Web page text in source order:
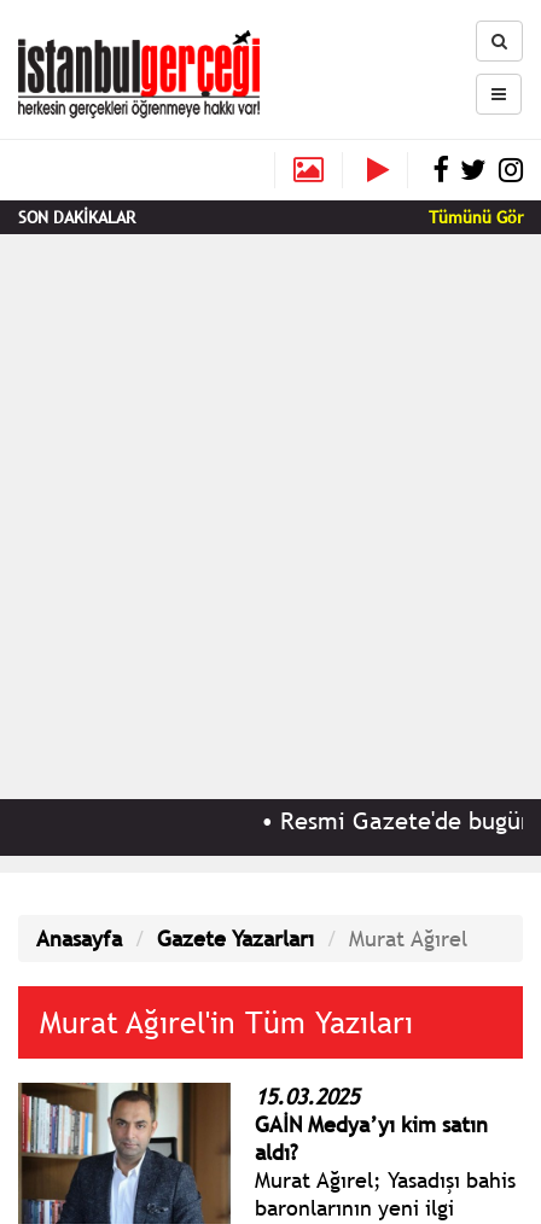
SON DAKİKALAR Tümünü Gör
Resmi Gazete'de bugün
Anasayfa Gazete Yazarları Murat Ağırel
Murat Ağırel'in Tüm Yazıları
15.03.2025
GAİN Medya’yı kim satın
aldı?
Murat Ağırel; Yasadışı bahis
baronlarının yeni ilgi